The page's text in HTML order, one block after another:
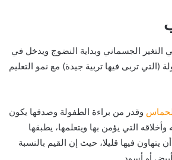
التغير الجسماني وبداية النضوج ويدخل في
(التي تربى فيها تربية جيدة) مع نمو التعليم
وقدر من براءة الطفولة وصدقها يكون
التي يؤمن بها ويتعلمها، يطبقها
أن يتهاون فيها قليلا، حيث إن القيم بالنسبة